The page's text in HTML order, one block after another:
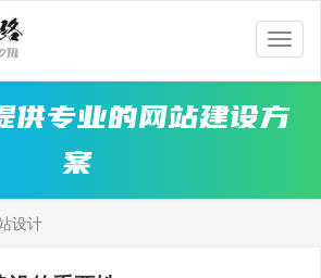
数
年
网
路
供专业的网站建设方
案
设计